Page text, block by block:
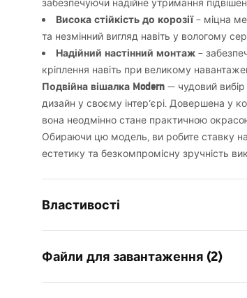
забезпечуючи надійне утримання
Висока стійкість до корозії– міцна
та незмінний вигляд навіть у вологому
Надійний настінний монтаж –
кріплення навіть при великому
Подвійна вішалка Modern — чудовий
дизайн у своєму інтер’єрі. Довершена у
вона неодмінно стане практичною
Обираючи цю модель, ви робите ставку
естетику та безкомпромісну зручність
Властивості
Матеріал
Спосіб монтажу
Файли для завантаження (2)